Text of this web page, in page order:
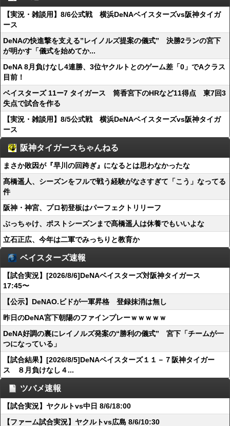
【実況・雑談用】8/6公式戦 横浜DeNAベイスターズvs阪神タイガ
ース
DeNAの快進撃を支える”レイノルズ提案の儀式” 決勝2ランの宮下
が明かす「儀式を始めてか...
DeNA 8月負けなし4連勝、3位ヤクルトとのゲーム差「0」でAクラス
目前！
ベイスターズ 11ー7 タイガース 筒香宮下のHRなど11得点 東7回3
失点で試合を作る
【実況・雑談用】8/5公式戦 横浜DeNAベイスターズvs阪神タイガ
ース
阪神タイガースちゃんねる
まさか敗因が『早川の回跨ぎ』になるとは思わなかったな
髙橋遥人、シーズンをフルで戦う経験がなさすぎて「こう」なってる
件
阪神・神宮、プロ初登板はパーフェクトリリーフ
ぶっちゃけ、ポストシーズンまで髙橋遥人は休養でもいいよな
立石正広、今年は二軍でみっちりと教育か
ベイスターズ速報
【試合実況】[2026/8/6]DeNAベイスターズ対阪神タイガース
17:45〜
【公示】DeNAO.ビドが一軍昇格 登録抹消は無し
昨日のDeNA宮下朝陽のファインプレーｗｗｗｗｗ
DeNA好調の裏にレイノルズ発案の“勝利の儀式” 宮下「チームが一
つになっている」
【試合結果】[2026/8/5]DeNAベイスターズ１１－７阪神タイガー
ス ８月負けなし４...
ツバメ速報
【試合実況】ヤクルトvs中日 8/6/18:00
【ファーム試合実況】ヤクルトvs広島 8/6/10:30